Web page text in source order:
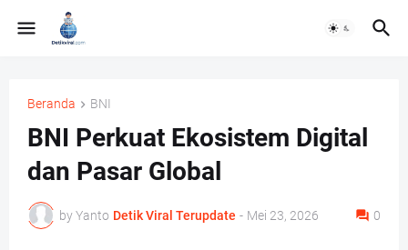
Beranda BNI
BNI Perkuat Ekosistem Digital
dan Pasar Global
by Yanto Detik Viral Terupdate - Mei 23, 2026 0